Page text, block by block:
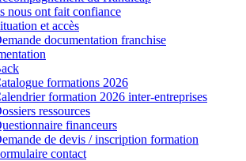
nous ont fait confiance
et accès
documentation franchise
formations 2026
formation 2026 inter-entreprises
ressources
financeurs
de devis / inscription formation
contact